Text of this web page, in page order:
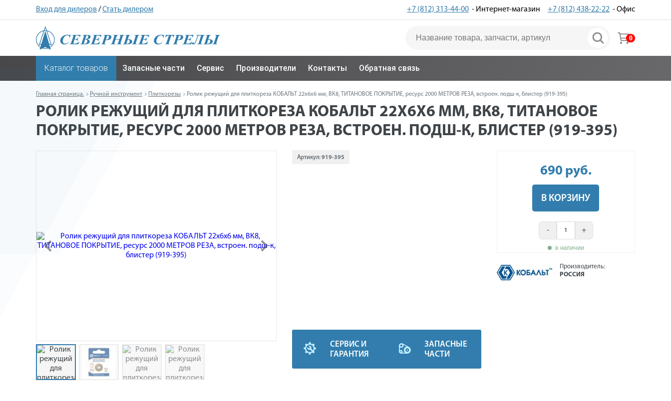
Вход для дилеров/Стать дилером +7 (812) 313-44-00 - Интернет-магазин +7 (812) 438-22-22 - Офис
0
Каталог товаров Запасные части Сервис Производители Контакты Обратная связь
Главная страница. Ручной инструмент Плиткорезы Ролик режущий для плиткореза КОБАЛЬТ 22х6х6 мм, ВК8, ТИТАНОВОЕ ПОКРЫТИЕ, ресурс 2000 МЕТРОВ РЕЗА, встроен. подш-к, блистер (919-395)
РОЛИК РЕЖУЩИЙ ДЛЯ ПЛИТКОРЕЗА КОБАЛЬТ 22Х6Х6 ММ, ВК8, ТИТАНОВОЕ
ПОКРЫТИЕ, РЕСУРС 2000 МЕТРОВ РЕЗА, ВСТРОЕН. ПОДШ-К, БЛИСТЕР (919-395)
Артикул:919-395
СЕРВИС И
ГАРАНТИЯ
ЗАПАСНЫЕ
ЧАСТИ
690 руб.
В КОРЗИНУ
- +
в наличии
Производитель:
РОССИЯ